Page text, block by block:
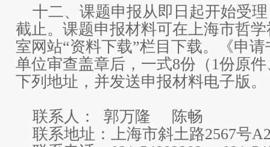
十二、课题申报从即日起开始受理
截止。课题申报材料可在上海市哲
室网站“资料下载”栏目下载。《申
单位审查盖章后，一式8份（1份原
下列地址，并发送申报材料电子版。
联系人： 郭万隆 陈畅
联系地址：上海市斜土路2567号